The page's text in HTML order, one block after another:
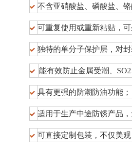
不含亚硝酸盐、磷酸盐、
可重复使用或重新粘贴，可
独特的单分子保护层，对
能有效防止金属受潮、
具有更强的防潮防油功能；
适用于生产中途防锈产品，
可直接定制包装，不仅美